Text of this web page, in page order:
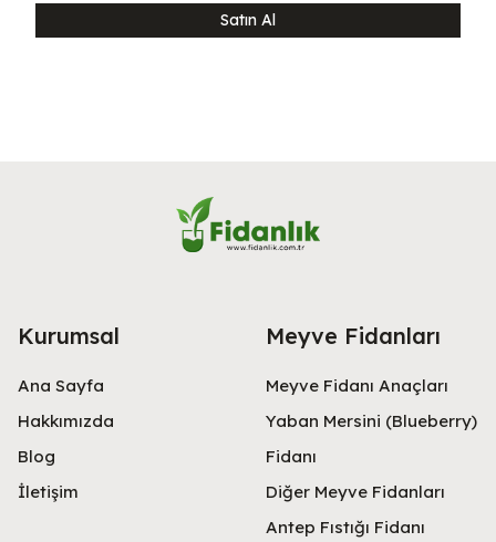
Satın Al
Kurumsal
Ana Sayfa
Hakkımızda
Blog
İletişim
Meyve Fidanları
Meyve Fidanı Anaçları
Yaban Mersini (Blueberry)
Fidanı
Diğer Meyve Fidanları
Antep Fıstığı Fidanı